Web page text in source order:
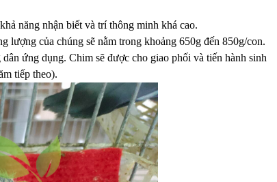
năng nhận biết và trí thông minh khá cao.
lượng của chúng sẽ nằm trong khoảng 650g đến 850g/con.
ứng dụng. Chim sẽ được cho giao phối và tiến hành sinh
tiếp theo).